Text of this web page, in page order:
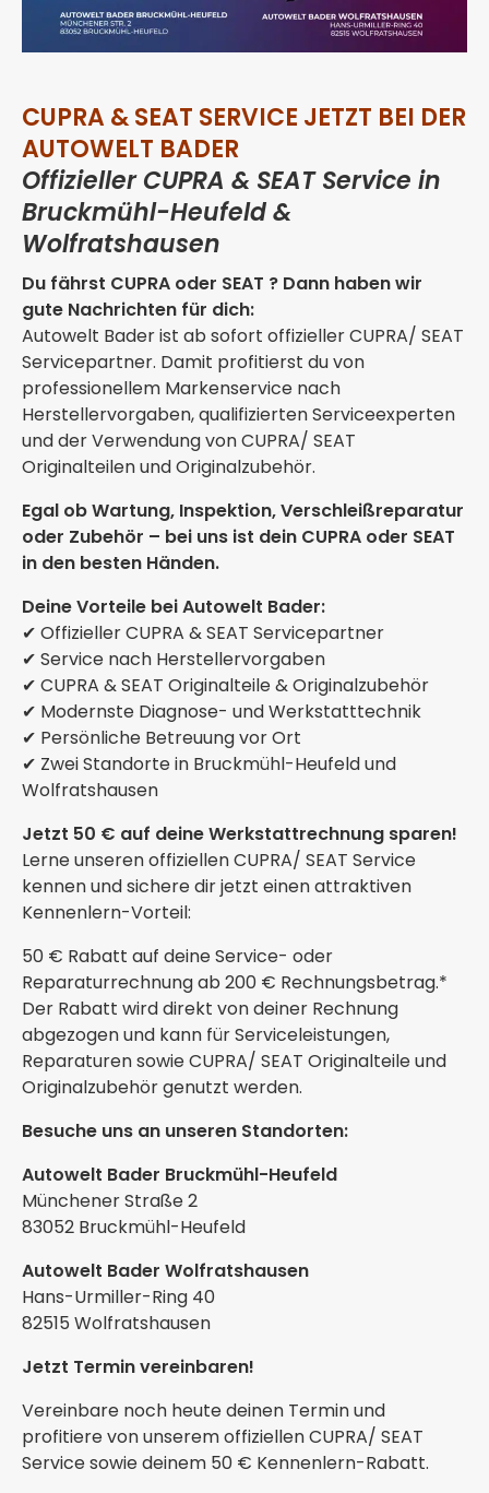
CUPRA & SEAT SERVICE JETZT BEI DER
AUTOWELT BADER
Offizieller CUPRA & SEAT Service in
Bruckmühl-Heufeld &
Wolfratshausen
Du fährst CUPRA oder SEAT ? Dann haben wir
gute Nachrichten für dich:
Autowelt Bader ist ab sofort offizieller CUPRA/ SEAT
Servicepartner. Damit profitierst du von
professionellem Markenservice nach
Herstellervorgaben, qualifizierten Serviceexperten
und der Verwendung von CUPRA/ SEAT
Originalteilen und Originalzubehör.
Egal ob Wartung, Inspektion, Verschleißreparatur
oder Zubehör – bei uns ist dein CUPRA oder SEAT
in den besten Händen.
Deine Vorteile bei Autowelt Bader:
✔ Offizieller CUPRA & SEAT Servicepartner
✔ Service nach Herstellervorgaben
✔ CUPRA & SEAT Originalteile & Originalzubehör
✔ Modernste Diagnose- und Werkstatttechnik
✔ Persönliche Betreuung vor Ort
✔ Zwei Standorte in Bruckmühl-Heufeld und
Wolfratshausen
Jetzt 50 € auf deine Werkstattrechnung sparen!
Lerne unseren offiziellen CUPRA/ SEAT Service
kennen und sichere dir jetzt einen attraktiven
Kennenlern-Vorteil:
50 € Rabatt auf deine Service- oder
Reparaturrechnung ab 200 € Rechnungsbetrag.*
Der Rabatt wird direkt von deiner Rechnung
abgezogen und kann für Serviceleistungen,
Reparaturen sowie CUPRA/ SEAT Originalteile und
Originalzubehör genutzt werden.
Besuche uns an unseren Standorten:
Autowelt Bader Bruckmühl-Heufeld
Münchener Straße 2
83052 Bruckmühl-Heufeld
Autowelt Bader Wolfratshausen
Hans-Urmiller-Ring 40
82515 Wolfratshausen
Jetzt Termin vereinbaren!
Vereinbare noch heute deinen Termin und
profitiere von unserem offiziellen CUPRA/ SEAT
Service sowie deinem 50 € Kennenlern-Rabatt.